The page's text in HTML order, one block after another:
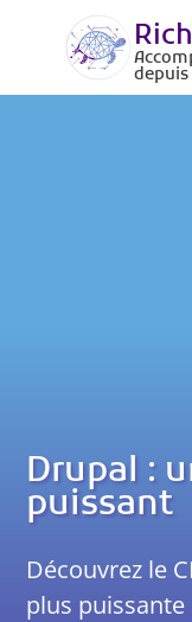
depuis
Drupal :
puissant
Découvrez le
plus